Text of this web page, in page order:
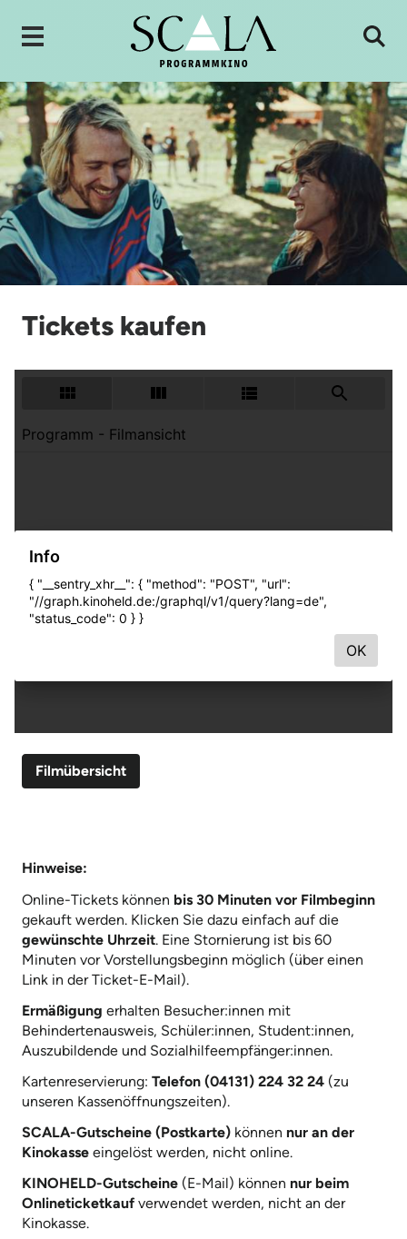
Tickets kaufen
Filmübersicht
Hinweise:
Online-Tickets können bis 30 Minuten vor Filmbeginn
gekauft werden. Klicken Sie dazu einfach auf die
gewünschte Uhrzeit. Eine Stornierung ist bis 60
Minuten vor Vorstellungsbeginn möglich (über einen
Link in der Ticket-E-Mail).
Ermäßigung erhalten Besucher:innen mit
Behindertenausweis, Schüler:innen, Student:innen,
Auszubildende und Sozialhilfeempfänger:innen.
Kartenreservierung: Telefon (04131) 224 32 24 (zu
unseren Kassenöffnungszeiten).
SCALA-Gutscheine (Postkarte) können nur an der
Kinokasse eingelöst werden, nicht online.
KINOHELD-Gutscheine (E-Mail) können nur beim
Onlineticketkauf verwendet werden, nicht an der
Kinokasse.